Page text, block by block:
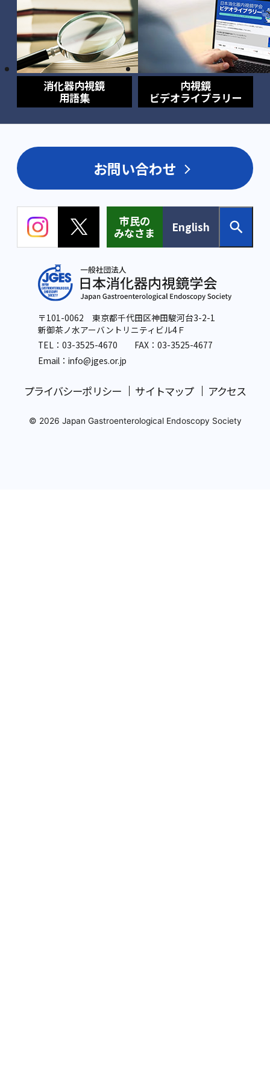
消化器内視鏡
用語集
内視鏡
ビデオライブラリー
お問い合わせ
市民の
みなさま
English
〒101-0062 東京都千代田区神田駿河台3-2-1
新御茶ノ水アーバントリニティビル4Ｆ
TEL：03-3525-4670 FAX：03-3525-4677
Email：info@jges.or.jp
プライバシーポリシー サイトマップ アクセス
© 2026 Japan Gastroenterological Endoscopy Society